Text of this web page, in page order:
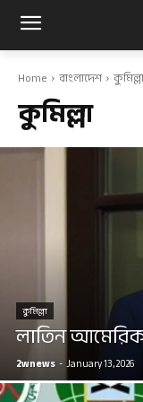
Home বাংলাদেশ কুমিল্লা
কুমিল্লা
কুমিল্লা
লাতিন
2wnews-January 13, 2026